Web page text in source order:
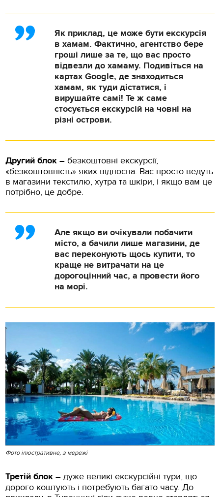
Як приклад, це може бути екскурсія
в хамам. Фактично, агентство бере
гроші лише за те, що вас просто
відвезли до хамаму. Подивіться на
картах Google, де знаходиться
хамам, як туди дістатися, і
вирушайте самі! Те ж саме
стосується екскурсій на човні на
різні острови.
Другий блок –безкоштовні екскурсії,
«безкоштовність» яких відносна. Вас просто ведуть
в магазини текстилю, хутра та шкіри, і якщо вам це
потрібно, це добре.
Але якщо ви очікували побачити
місто, а бачили лише магазини, де
вас переконують щось купити, то
краще не витрачати на це
дорогоцінний час, а провести його
на морі.
Фото ілюстративне, з мережі
Третій блок –дуже великі екскурсійні тури, що
дорого коштують і потребують багато часу. До